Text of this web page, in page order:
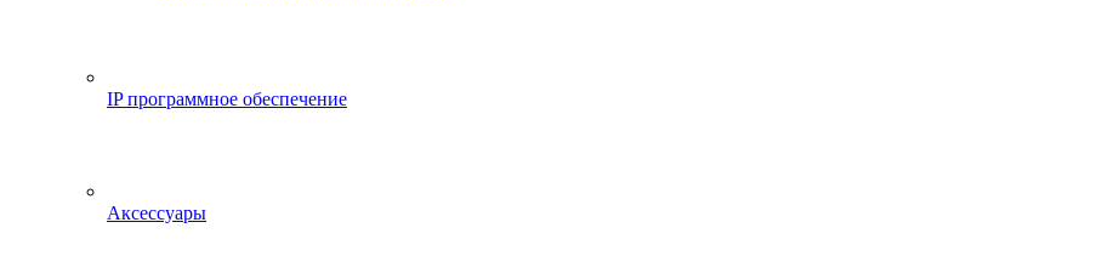
IP программное обеспечение
Аксессуары